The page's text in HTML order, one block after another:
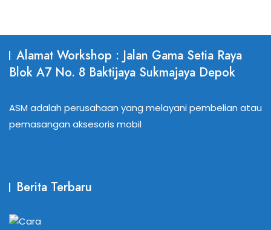
Alamat Workshop : Jalan Gama Setia Raya
Blok A7 No. 8 Baktijaya Sukmajaya Depok
ASM adalah perusahaan yang melayani pembelian atau
pemasangan aksesoris mobil
Berita Terbaru